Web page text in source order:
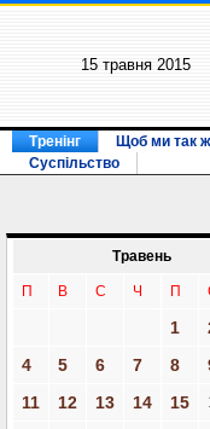
15 травня 2015
Тренінг Щоб ми так
Суспільство
Травень
П В С Ч П
1
4
5 6 7 8
11
12 13 14 15